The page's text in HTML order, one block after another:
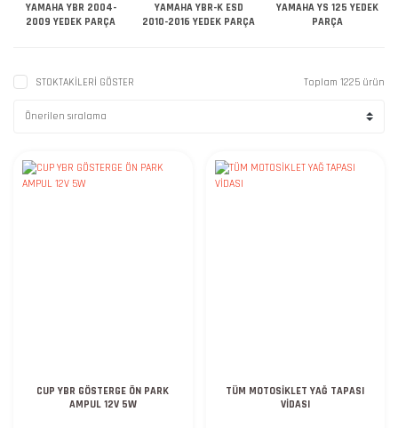
YAMAHA YBR 2004-
2009 YEDEK PARÇA
YAMAHA YBR-K ESD
2010-2016 YEDEK PARÇA
YAMAHA YS 125 YEDEK
PARÇA
STOKTAKİLERİ GÖSTER Toplam 1225 ürün
CUP YBR GÖSTERGE ÖN PARK
AMPUL 12V 5W
TÜM MOTOSİKLET YAĞ TAPASI
VİDASI